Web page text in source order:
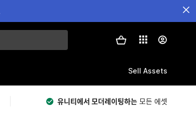
Sell Assets
유니티에서 모더레이팅하는 모든 에셋